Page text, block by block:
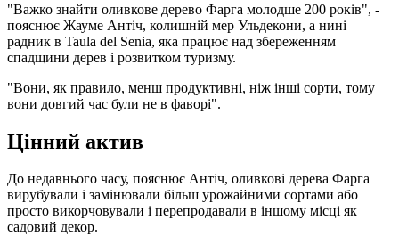
"Важко знайти оливкове дерево Фарга молодше 200 років", -
пояснює Жауме Антіч, колишній мер Ульдекони, а нині
радник в Taula del Senia, яка працює над збереженням
спадщини дерев і розвитком туризму.
"Вони, як правило, менш продуктивні, ніж інші сорти, тому
вони довгий час були не в фаворі".
Цінний актив
До недавнього часу, пояснює Антіч, оливкові дерева Фарга
вирубували і замінювали більш урожайними сортами або
просто викорчовували і перепродавали в іншому місці як
садовий декор.